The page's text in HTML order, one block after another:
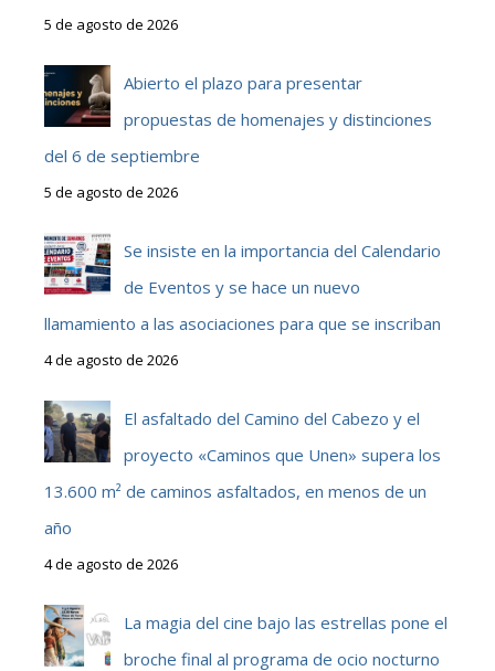
5 de agosto de 2026
Abierto el plazo para presentar
propuestas de homenajes y distinciones
del 6 de septiembre
5 de agosto de 2026
Se insiste en la importancia del Calendario
de Eventos y se hace un nuevo
llamamiento a las asociaciones para que se inscriban
4 de agosto de 2026
El asfaltado del Camino del Cabezo y el
proyecto «Caminos que Unen» supera los
13.600 m² de caminos asfaltados, en menos de un
año
4 de agosto de 2026
La magia del cine bajo las estrellas pone el
broche final al programa de ocio nocturno